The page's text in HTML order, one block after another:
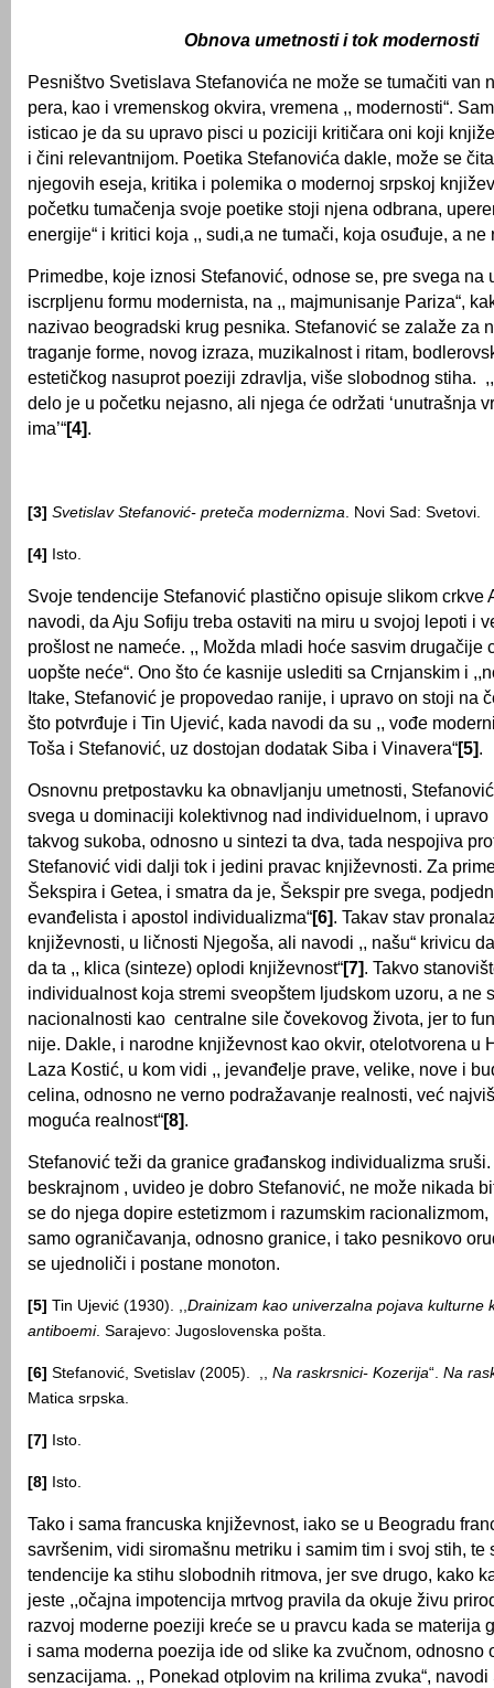
Obnova umetnosti i tok modernosti
Pesništvo Svetislava Stefanovića ne može se tumačiti van
pera, kao i vremenskog okvira, vremena ,, modernosti“.
isticao je da su upravo pisci u poziciji kritičara oni koji
i čini relevantnijom. Poetika Stefanovića dakle, može se
njegovih eseja, kritika i polemika o modernoj srpskoj
početku tumačenja svoje poetike stoji njena odbrana,
energije“ i kritici koja ,, sudi,a ne tumači, koja osuđuje, a ne
Primedbe, koje iznosi Stefanović, odnose se, pre svega na
iscrplјenu formu modernista, na ,, majmunisanje Pariza“,
nazivao beogradski krug pesnika. Stefanović se zalaže za
traganje forme, novog izraza, muzikalnost i ritam,
estetičkog nasuprot poeziji zdravlјa, više slobodnog stiha.
delo je u početku nejasno, ali njega će održati ‘unutrašnja
ima’“[4].
[3] Svetislav Stefanović- preteča modernizma. Novi Sad: Svetovi.
[4] Isto.
Svoje tendencije Stefanović plastično opisuje slikom crkve
navodi, da Aju Sofiju treba ostaviti na miru u svojoj lepoti i
prošlost ne nameće. ,, Možda mladi hoće sasvim drugačije
uopšte neće“. Ono što će kasnije uslediti sa Crnjanskim i
Itake, Stefanović je propovedao ranije, i upravo on stoji na
što potvrđuje i Tin Ujević, kada navodi da su ,, vođe
Toša i Stefanović, uz dostojan dodatak Siba i Vinavera“[5].
Osnovnu pretpostavku ka obnavlјanju umetnosti,
svega u dominaciji kolektivnog nad individuelnom, i upravo
takvog sukoba, odnosno u sintezi ta dva, tada nespojiva
Stefanović vidi dalјi tok i jedini pravac književnosti. Za
Šekspira i Getea, i smatra da je, Šekspir pre svega,
evanđelista i apostol individualizma“[6]. Takav stav
književnosti, u ličnosti Nјegoša, ali navodi ,, našu“ krivicu
da ta ,, klica (sinteze) oplodi književnost“[7]. Takvo
individualnost koja stremi sveopštem lјudskom uzoru, a ne
nacionalnosti kao centralne sile čovekovog života, jer to
nije. Dakle, i narodne književnost kao okvir, otelotvorena u
Laza Kostić, u kom vidi ,, jevanđelјe prave, velike, nove i
celina, odnosno ne verno podražavanje realnosti, već
moguća realnost“[8].
Stefanović teži da granice građanskog individualizma sruši.
beskrajnom , uvideo je dobro Stefanović, ne može nikada
se do njega dopire estetizmom i razumskim
samo ograničavanja, odnosno granice, i tako pesnikovo
se ujednoliči i postane monoton.
[5] Tin Ujević (1930). ,,Drainizam kao univerzalna pojava kulturne
antiboemi. Sarajevo: Jugoslovenska pošta.
[6] Stefanović, Svetislav (2005). ,, Na raskrsnici- Kozerija“. Na
Matica srpska.
[7] Isto.
[8] Isto.
Tako i sama francuska književnost, iako se u Beogradu
savršenim, vidi siromašnu metriku i samim tim i svoj stih, te
tendencije ka stihu slobodnih ritmova, jer sve drugo, kako
jeste ,,očajna impotencija mrtvog pravila da okuje živu
razvoj moderne poeziji kreće se u pravcu kada se materija
i sama moderna poezija ide od slike ka zvučnom, odnosno
senzacijama. ,, Ponekad otplovim na krilima zvuka“,